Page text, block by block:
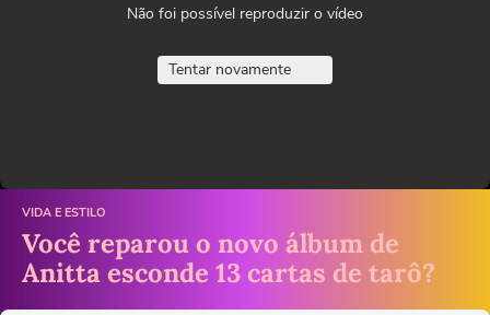
Não foi possível reproduzir o vídeo
Tentar novamente
VIDA E ESTILO
Você reparou o novo álbum de
Anitta esconde 13 cartas de tarô?